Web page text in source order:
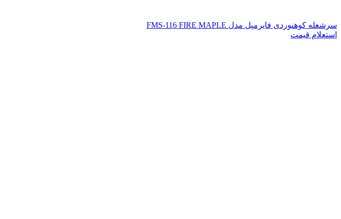
سرشعله کوهنوردی فایرمپل مدل FMS-116 FIRE MAPLE
استعلام قیمت